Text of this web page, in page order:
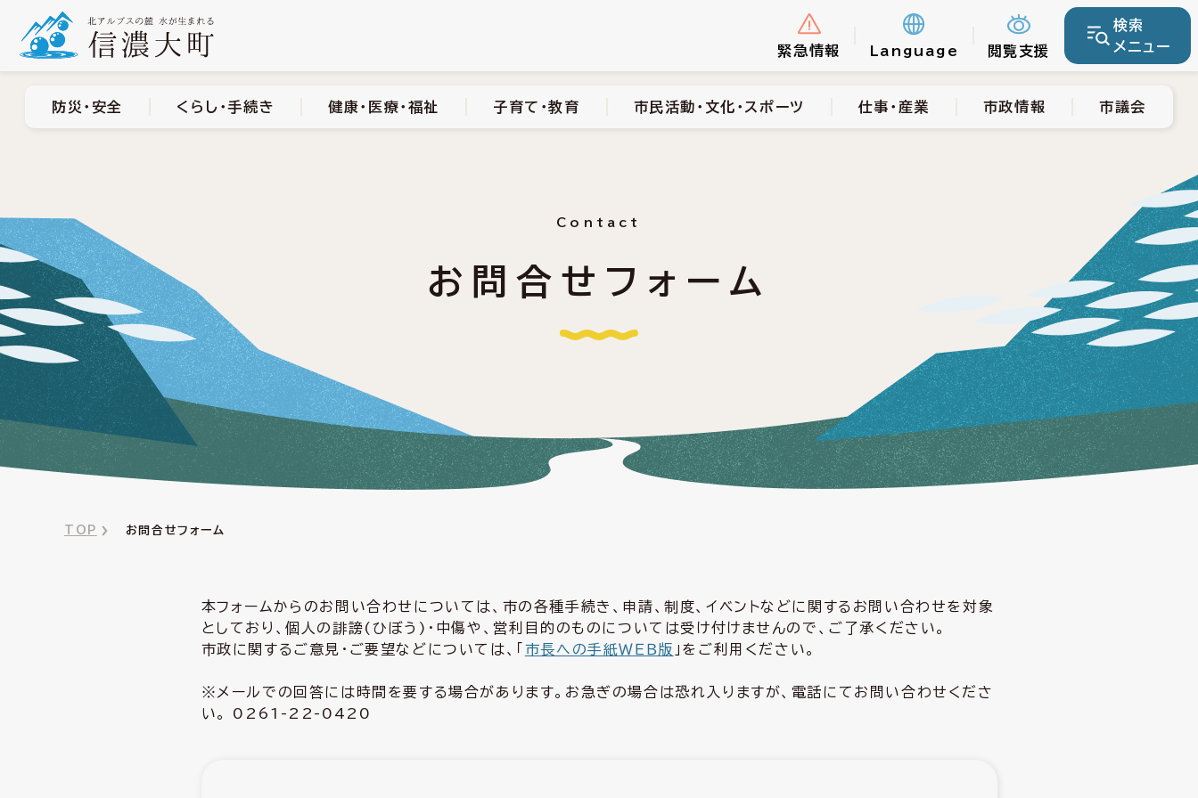
緊急情報 Language 閲覧支援
検索
メニュー
市民活動・文化・スポーツ 市政情報 市議会
防災・安全 くらし・手続き 健康・医療・福祉 子育て・教育 市民活動・文化・スポーツ 仕事・産業 市政情報 市議会
Contact
お問合せフォーム
TOP お問合せフォーム
本フォームからのお問い合わせについては、市の各種手続き、申請、制度、イベントなどに関するお問い合わせを対象
としており、個人の誹謗(ひぼう)・中傷や、営利目的のものについては受け付けませんので、ご了承ください。
市政に関するご意見・ご要望などについては、「 市長への手紙ＷＥＢ版 」をご利用ください。
※メールでの回答には時間を要する場合があります。お急ぎの場合は恐れ入りますが、電話にてお問い合わせくださ
い。 0261-22-0420